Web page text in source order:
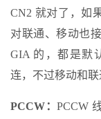
CN2 就对了，如
对联通、移动也
GIA 的，都是默
连，不过移动和联
PCCW：PCCW